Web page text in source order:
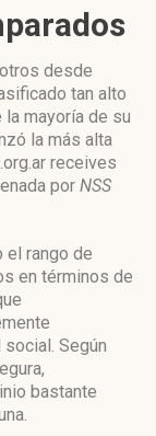
desde
tan alto
mayoría de su
la más alta
receives
por NSS
el rango de
en términos de
social. Según
bastante